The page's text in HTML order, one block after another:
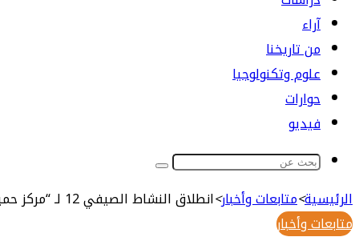
آراء
من تاريخنا
علوم وتكنولوجيا
حوارات
فيديو
بحث
الرئيسية>متابعات وأخبار>انطلاق النشاط الصيفي 12 لـ “مركز حميد بن راشد لخدمة القرآن”
متابعات وأخبار